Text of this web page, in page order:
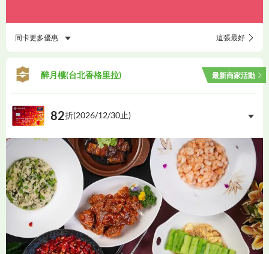
同卡更多優惠 這張最好
醉月樓(台北香格里拉) 最新商家活動
82折(2026/12/30止)